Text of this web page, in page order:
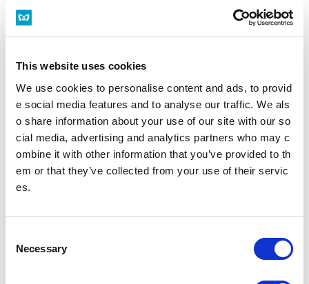
This website uses cookies
We use cookies to personalise content and ads, to provid
e social media features and to analyse our traffic. We als
o share information about your use of our site with our so
cial media, advertising and analytics partners who may c
ombine it with other information that you’ve provided to th
em or that they’ve collected from your use of their servic
es.
Necessary
定期券うりば
当駅には定期券うりばはございません。
定期券うりば一覧
多機能券売機
営業時間 始発～終電（一部のサービスを除く）
忘れ物をした方
忘れ物をした当日中に問い合わせる場合
忘れ物をした駅事務室までお問い合わせください。
飯田橋駅（東京メトロ南北線）構内のお忘れ物総合取扱所もしくは東京メ
トロお客様センターまでお問いあわせください。